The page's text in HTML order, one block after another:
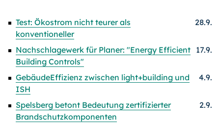
Test: Ökostrom nicht teurer als
konventioneller
28.9.
Nachschlagewerk für Planer: "Energy Efficient
Building Controls"
17.9.
GebäudeEffizienz zwischen light+building und
ISH
4.9.
Spelsberg betont Bedeutung zertifizierter
Brandschutzkomponenten
2.9.